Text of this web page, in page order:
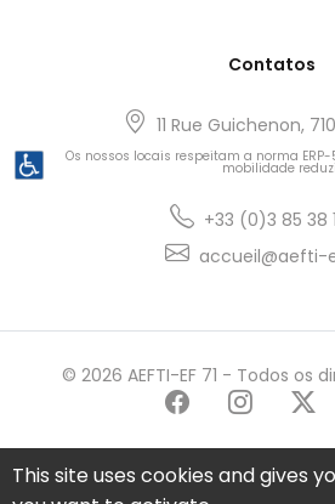
Contatos
11 Rue Guichenon,
Os nossos locais respeitam a norma
mobilidade
+33 (0)3 85 38
accueil@aefti-
© 2026 AEFTI-EF 71 - Todos os
This site uses cookies and gives